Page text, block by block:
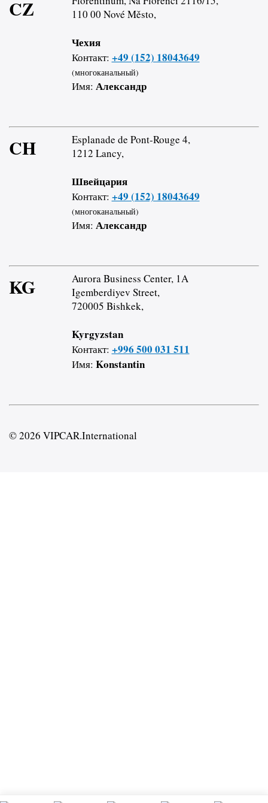
CZ
110 00 Nové Město,
Чехия
Контакт: +49 (152) 18043649
(многоканальный)
Имя: Александр
CH
Esplanade de Pont-Rouge 4,
1212 Lancy,
Швейцария
Контакт: +49 (152) 18043649
(многоканальный)
Имя: Александр
KG
Aurora Business Center, 1A
Igemberdiyev Street,
720005 Bishkek,
Kyrgyzstan
Контакт: +996 500 031 511
Имя: Konstantin
© 2026 VIPCAR.International